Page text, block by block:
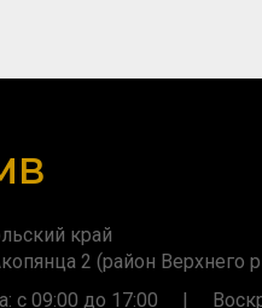
край
2 (район Верхнего
с 09:00 до 17:00 |